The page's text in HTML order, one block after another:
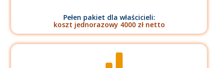
Pełen pakiet dla właścicieli:
koszt jednorazowy 4000 zł netto